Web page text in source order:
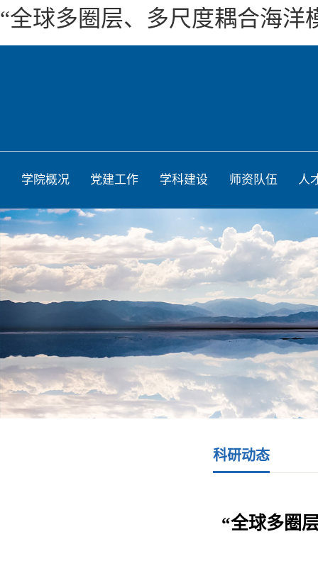
“全球多圈层、多尺度耦合海
学院概况 党建工作 学科建设 师资队伍 人
科研动态
“全球多圈